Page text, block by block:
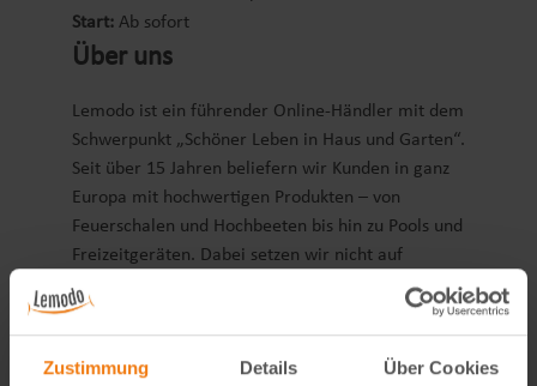
Zustimmung Details Über Cookies
Start: Ab sofort
Über uns
Lemodo ist ein führender Online-Händler mit dem
Schwerpunkt „Schöner Leben in Haus und Garten“.
Seit über 15 Jahren beliefern wir Kunden in ganz
Europa mit hochwertigen Produkten – von
Feuerschalen und Hochbeeten bis hin zu Pools und
Freizeitgeräten. Dabei setzen wir nicht auf
Dropshipping, sondern betreiben eigene Lager mit
über 3.600 m² Fläche und einer professionellen
Versandkette.
Zur Verstärkung unseres Teams suchen wir ab